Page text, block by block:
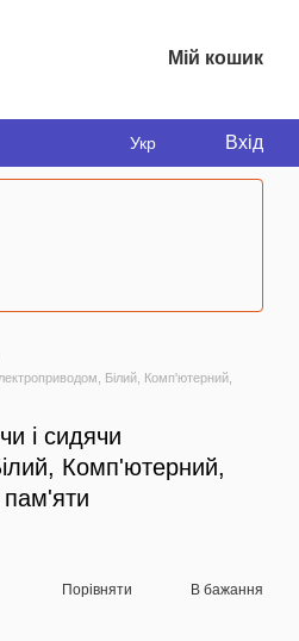
Мій кошик
Укр Вхід
Білий, Комп'ютерний,
і сидячи
Комп'ютерний,
пам'яти
Порівняти В бажання